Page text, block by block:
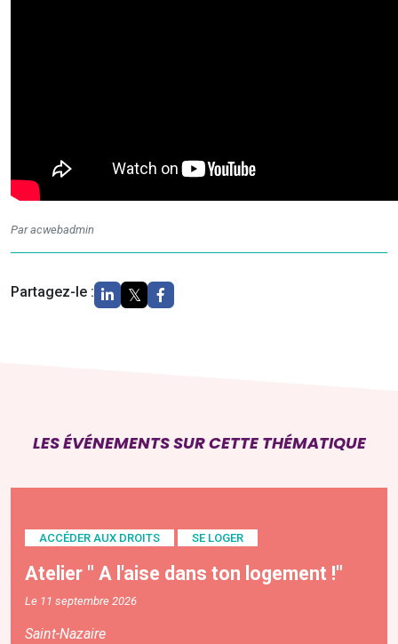
Par acwebadmin
Partagez-le :
LES ÉVÉNEMENTS SUR CETTE THÉMATIQUE
ACCÉDER AUX DROITS SE LOGER
Atelier " A l'aise dans ton logement !"
Le 11 septembre 2026
Saint-Nazaire